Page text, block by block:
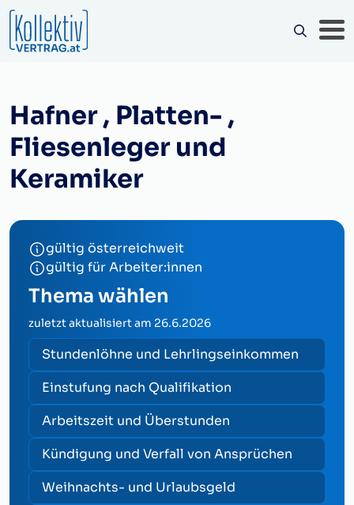
Hafner , Platten- ,
Fliesenleger und
Keramiker
gültig österreichweit
gültig für Arbeiter:innen
Thema wählen
zuletzt aktualisiert am 26.6.2026
Stundenlöhne und Lehrlingseinkommen
Einstufung nach Qualifikation
Arbeitszeit und Überstunden
Kündigung und Verfall von Ansprüchen
Weihnachts- und Urlaubsgeld